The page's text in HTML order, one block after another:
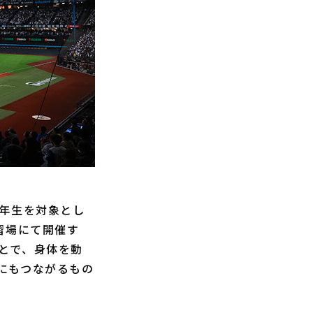
生を対象とし
にて開催す
で、身体を動
もつながるもの